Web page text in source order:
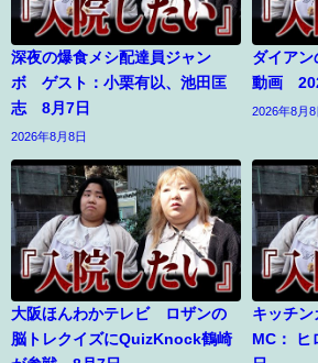
深夜の爆食メシ配達員ジャン
ボ ゲスト：小栗有以、池田匡
志 8月7日
2026年8月8日
ダイア
動画
2026年8月8
大阪ほんわかテレビ ロザンの
脳トレクイズにQuizKnock鶴崎
キッチ
MC：